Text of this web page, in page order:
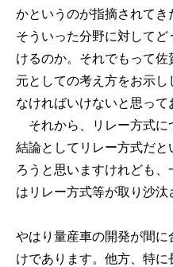
かというのが指摘されてき
そういった分野に対して
けるのか。それでもって
元としての考え方をお示
なければいけないと思って
それから、リレー方式に
結論としてリレー方式だ
ろうと思いますけれども
はリレー方式等が取り沙汰
やはり量産車の開発が間
けであります。他方、特に